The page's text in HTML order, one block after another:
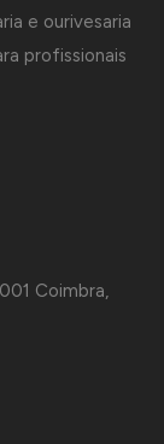
e ourivesaria
profissionais
Coimbra,